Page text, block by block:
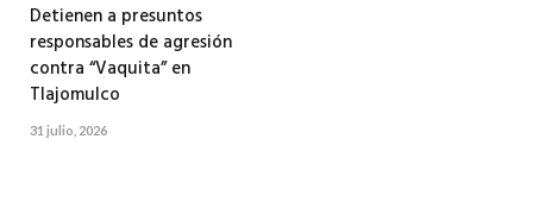
Detienen a presuntos
responsables de agresión
contra “Vaquita” en
Tlajomulco
31 julio, 2026